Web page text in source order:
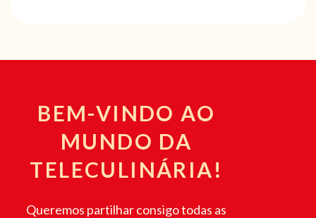
BEM-VINDO AO
MUNDO DA
TELECULINÁRIA!
Queremos partilhar consigo todas as